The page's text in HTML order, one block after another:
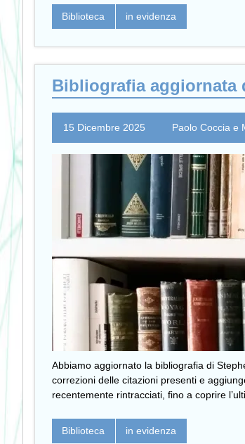
Biblioteca in evidenza
Bibliografia aggiornata
15 Dicembre 2025 Paolo Coccia e
Abbiamo aggiornato la bibliografia di
correzioni delle citazioni presenti e
recentemente rintracciati, fino a coprire
Biblioteca in evidenza